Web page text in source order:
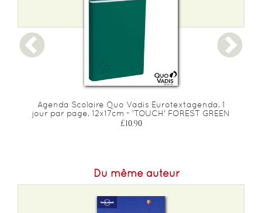
Agenda Scolaire Quo Vadis Eurotextagenda, 1
jour par page, 12x17cm - 'TOUCH' FOREST GREEN
£10.90
Du même auteur